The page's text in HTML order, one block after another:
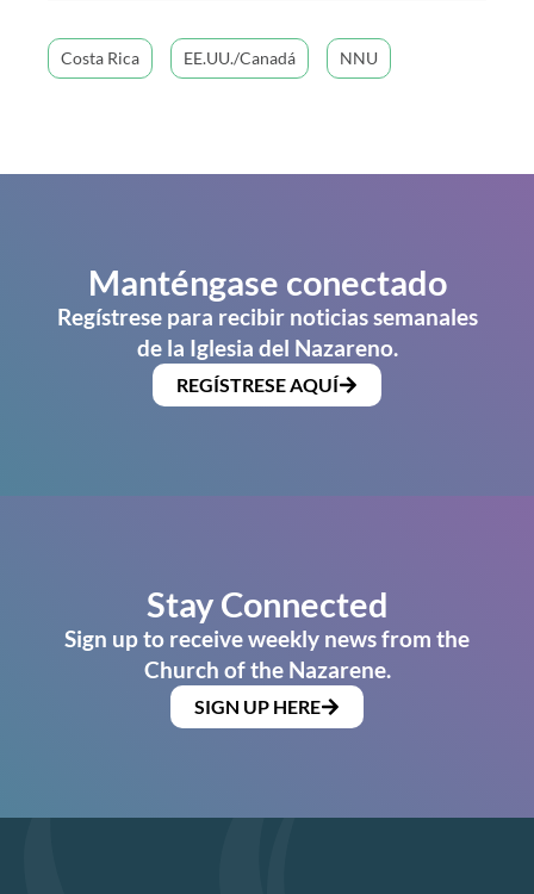
Costa Rica EE.UU./Canadá NNU
Manténgase conectado
Regístrese para recibir noticias semanales
de la Iglesia del Nazareno.
REGÍSTRESE AQUÍ
Stay Connected
Sign up to receive weekly news from the
Church of the Nazarene.
SIGN UP HERE